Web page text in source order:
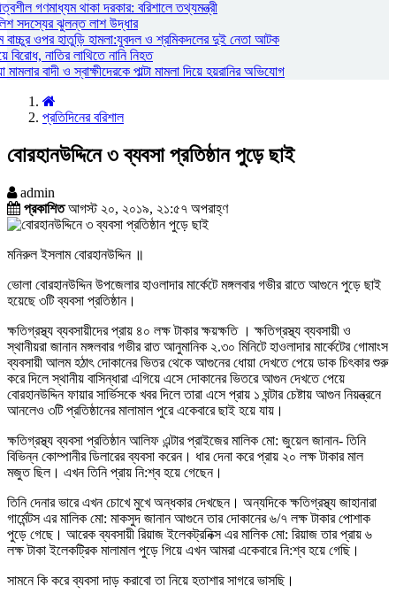
গণমাধ্যম থাকা দরকার: বরিশালে তথ্যমন্ত্রী
সদস্যের ঝুলন্ত লাশ উদ্ধার
বাচ্চুর ওপর হাতুড়ি হামলা:যুবদল ও শ্রমিকদলের দুই নেতা আটক
বিরোধ, নাতির লাথিতে নানি নিহত
বাদী ও স্বাক্ষীদেরকে পাল্টা মামলা দিয়ে হয়রানির অভিযোগ
প্রতিদিনের বরিশাল
বোরহানউদ্দিনে ৩ ব্যবসা প্রতিষ্ঠান পুড়ে ছাই
admin
প্রকাশিতআগস্ট ২০, ২০১৯, ২১:৫৭ অপরাহ্ণ
মনিরুল ইসলাম বোরহানউদ্দিন ॥
ভোলা বোরহানউদ্দিন উপজেলার হাওলাদার মার্কেটে মঙ্গলবার গভীর রাতে আগুনে পুড়ে ছাই
হয়েছে ৩টি ব্যবসা প্রতিষ্ঠান।
ক্ষতিগ্রস্থ্য ব্যবসায়ীদের প্রায় ৪০ লক্ষ টাকার ক্ষয়ক্ষতি । ক্ষতিগ্রস্থ্য ব্যবসায়ী ও
স্থানীয়রা জানান মঙ্গলবার গভীর রাত আনুমানিক ২.৩০ মিনিটে হাওলাদার মার্কেটের গোমাংস
ব্যবসায়ী আলম হঠাৎ দোকানের ভিতর থেকে আগুনের ধোয়া দেখতে পেয়ে ডাক চিৎকার শুরু
করে দিলে স্থানীয় বাসিন্ধারা এগিয়ে এসে দোকানের ভিতরে আগুন দেখতে পেয়ে
বোরহানউদ্দিন ফায়ার সার্ভিসকে খবর দিলে তারা এসে প্রায় ১ ঘন্টার চেষ্টায় আগুন নিয়ন্ত্রনে
আনলেও ৩টি প্রতিষ্ঠানের মালামাল পুরে একেবারে ছাই হয়ে যায়।
ক্ষতিগ্রস্থ্য ব্যবসা প্রতিষ্ঠান আলিফ এন্টার প্রাইজের মালিক মো: জুয়েল জানান- তিনি
বিভিন্ন কোম্পানীর ডিলারের ব্যবসা করেন। ধার দেনা করে প্রায় ২০ লক্ষ টাকার মাল
মজুত ছিল। এখন তিনি প্রায় নি:শ্ব হয়ে গেছেন।
তিনি দেনার ভারে এখন চোখে মুখে অন্ধকার দেখছেন। অন্যদিকে ক্ষতিগ্রস্থ্য জাহানারা
গার্মেন্টস এর মালিক মো: মাকসুদ জানান আগুনে তার দোকানের ৬/৭ লক্ষ টাকার পোশাক
পুড়ে গেছে। আরেক ব্যবসায়ী রিয়াজ ইলেকট্রনিক্স এর মালিক মো: রিয়াজ তার প্রায় ৬
লক্ষ টাকা ইলেকট্রিক মালামাল পুড়ে গিয়ে এখন আমরা একেবারে নি:শ্ব হয়ে গেছি।
সামনে কি করে ব্যবসা দাড় করাবো তা নিয়ে হতাশার সাগরে ভাসছি।